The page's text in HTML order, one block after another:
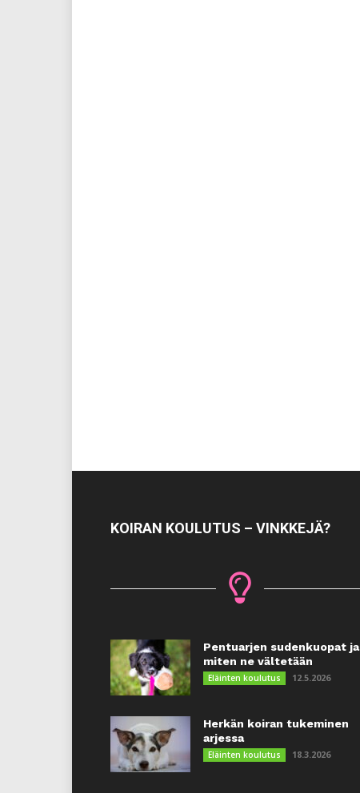
KOIRAN KOULUTUS – VINKKEJÄ?
Pentuarjen sudenkuopat ja
miten ne vältetään
Eläinten koulutus 12.5.2026
Herkän koiran tukeminen
arjessa
Eläinten koulutus 18.3.2026